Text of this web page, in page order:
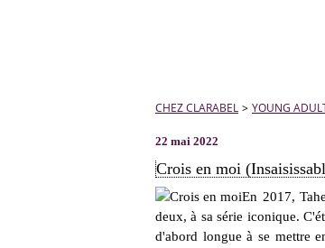
CHEZ CLARABEL > YOUNG
22 mai 2022
Crois en moi
En 2017,
deux, à sa série iconique.
d'abord longue à se mettre